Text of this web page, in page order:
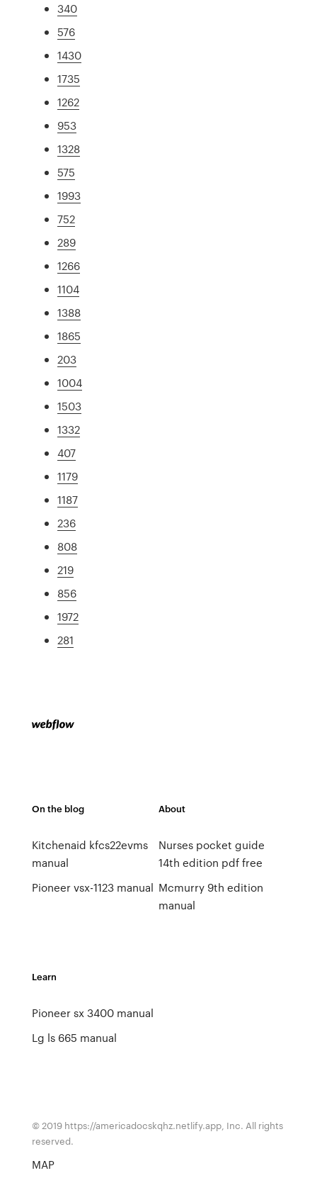
340
576
1430
1735
1262
953
1328
575
1993
752
289
1266
1104
1388
1865
203
1004
1503
1332
407
1179
1187
236
808
219
856
1972
281
On the blog
Kitchenaid kfcs22evms
manual
Pioneer vsx-1123 manual
About
Nurses pocket guide
14th edition pdf free
Mcmurry 9th edition
manual
Learn
Pioneer sx 3400 manual
Lg ls 665 manual
© 2019 https://americadocskqhz.netlify.app, Inc. All rights
reserved.
MAP